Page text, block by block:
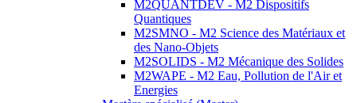
M2QUANTDEV - M2 Dispositifs
Quantiques
M2SMNO - M2 Science des Matériaux et
des Nano-Objets
M2SOLIDS - M2 Mécanique des Solides
M2WAPE - M2 Eau, Pollution de l'Air et
Energies